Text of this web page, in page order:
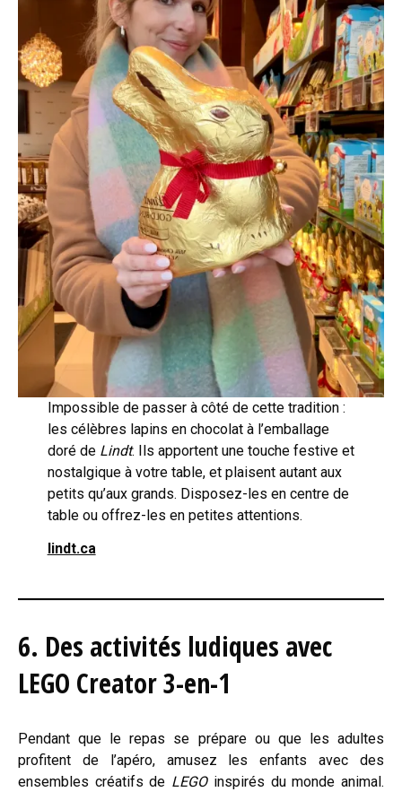
Impossible de passer à côté de cette tradition :
les célèbres lapins en chocolat à l’emballage
doré de Lindt. Ils apportent une touche festive et
nostalgique à votre table, et plaisent autant aux
petits qu’aux grands. Disposez-les en centre de
table ou offrez-les en petites attentions.
lindt.ca
6. Des activités ludiques avec
LEGO Creator 3-en-1
Pendant que le repas se prépare ou que les adultes
profitent de l’apéro, amusez les enfants avec des
ensembles créatifs de LEGOinspirés du monde animal.